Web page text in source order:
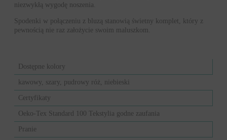
niezwykłą wygodę noszenia.
Spodenki w połączeniu z bluzą stanowią świetny komplet, który z
pewnością nie raz założycie swoim maluszkom.
Dostępne kolory
kawowy, szary, pudrowy róż, niebieski
Certyfikaty
Oeko-Tex Standard 100 Tekstylia godne zaufania
Pranie